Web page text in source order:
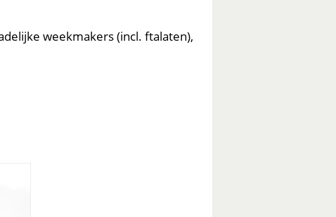
weekmakers (incl. ftalaten),